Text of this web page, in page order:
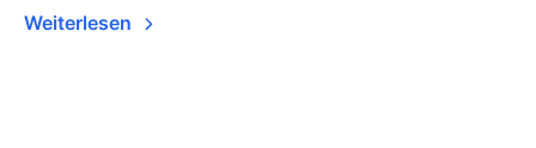
Weiterlesen